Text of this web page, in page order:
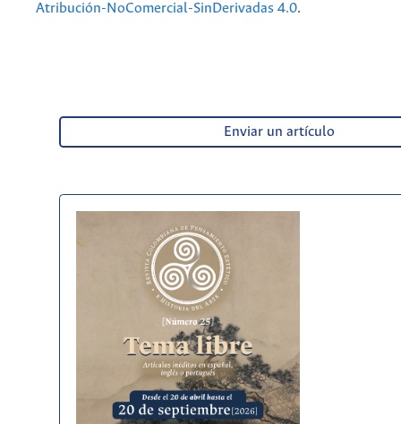
Atribución-NoComercial-SinDerivadas 4.0.
Enviar un artículo